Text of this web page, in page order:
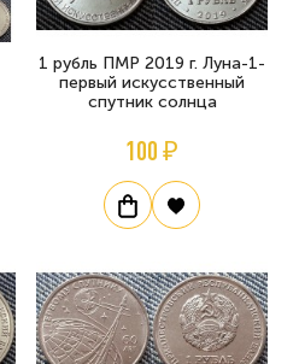
1 рубль ПМР 2019 г. Луна-1-
первый искусственный
спутник солнца
100 ₽